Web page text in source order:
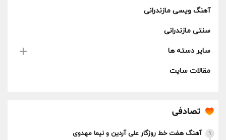
آهنگ ویسی مازندرانی
سنتی مازندرانی
سایر دسته ها
مقالات سایت
تصادفی
1 آهنگ هفت خط روزگار علی آردین و نیما مهدوی